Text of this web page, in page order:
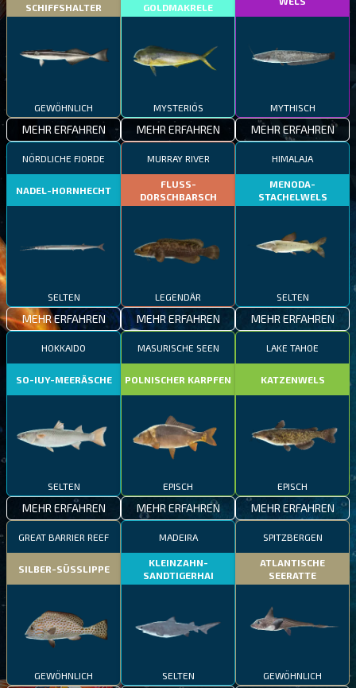
SCHIFFSHALTER
GEWÖHNLICH
MEHR ERFAHREN
GOLDMAKRELE
MYSTERIÖS
MEHR ERFAHREN
MYTHISCH
MEHR ERFAHREN
NÖRDLICHE FJORDE
NADEL-HORNHECHT
SELTEN
MEHR ERFAHREN
MURRAY RIVER
FLUSS-
DORSCHBARSCH
LEGENDÄR
MEHR ERFAHREN
HIMALAJA
MENODA-
STACHELWELS
SELTEN
MEHR ERFAHREN
HOKKAIDO
SO-IUY-MEERÄSCHE
SELTEN
MEHR ERFAHREN
MASURISCHE SEEN
POLNISCHER KARPFEN
EPISCH
MEHR ERFAHREN
LAKE TAHOE
KATZENWELS
EPISCH
MEHR ERFAHREN
GREAT BARRIER REEF
SILBER-SÜSSLIPPE
GEWÖHNLICH
MADEIRA
KLEINZAHN-
SANDTIGERHAI
SELTEN
SPITZBERGEN
ATLANTISCHE
SEERATTE
GEWÖHNLICH